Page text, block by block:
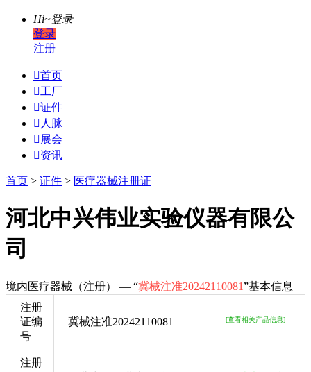
Hi~登录
登录
注册
首页
工厂
证件
 人脉
 展会
资讯
首页 > 证件 > 医疗器械注册证
河北中兴伟业实验仪器有限公
司
境内医疗器械（注册） — “冀械注准20242110081”基本信息
注册
证编
号
冀械注准20242110081 [查看相关产品信息]
注册